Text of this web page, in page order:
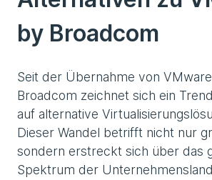
by Broadcom
Seit der Übernahme von
Broadcom zeichnet sich ein
auf alternative
Dieser Wandel betrifft nicht nur
sondern erstreckt sich über das
Spektrum der